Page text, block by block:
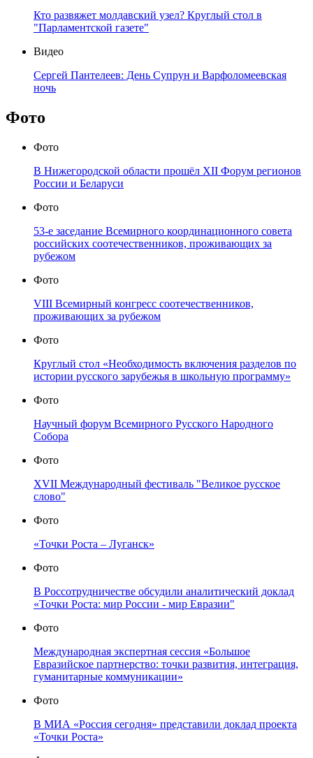
Кто развяжет молдавский узел? Круглый стол в
"Парламентской газете"
Видео
Сергей Пантелеев: День Супрун и Варфоломеевская
ночь
Фото
Фото
В Нижегородской области прошёл XII Форум регионов
России и Беларуси
Фото
53-е заседание Всемирного координационного совета
российских соотечественников, проживающих за
рубежом
Фото
VIII Всемирный конгресс соотечественников,
проживающих за рубежом
Фото
Круглый стол «Необходимость включения разделов по
истории русского зарубежья в школьную программу»
Фото
Научный форум Всемирного Русского Народного
Собора
Фото
XVII Международный фестиваль "Великое русское
слово"
Фото
«Точки Роста – Луганск»
Фото
В Россотрудничестве обсудили аналитический доклад
«Точки Роста: мир России - мир Евразии"
Фото
Международная экспертная сессия «Большое
Евразийское партнерство: точки развития, интеграция,
гуманитарные коммуникации»
Фото
В МИА «Россия сегодня» представили доклад проекта
«Точки Роста»